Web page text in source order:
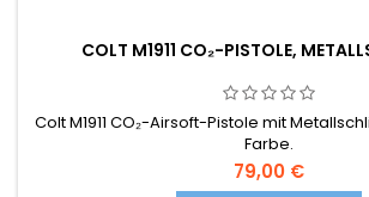
COLT M1911 CO₂-PISTOLE,
Colt M1911 CO₂-Airsoft-Pistole mit
Farbe.
79,00 €